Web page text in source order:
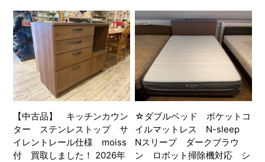
【中古品】 キッチンカウン
ター ステンレストップ サ
イレントレール仕様 moiss
付 買取しました！ 2026年
☆ダブルベッド ポケットコ
イルマットレス N-sleep
Nスリープ ダークブラウ
ン ロボット掃除機対応 シ